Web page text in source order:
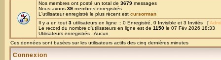
Nos membres ont posté un total de 3679 messages
Nous avons 39 membres enregistrés
L'utilisateur enregistré le plus récent est cursorman
Il y a en tout 3 utilisateurs en ligne :: 0 Enregistré, 0 Invisible et 3 Invités [
Le record du nombre d'utilisateurs en ligne est de 1150 le 07 Fév 2026 18:33
Utilisateurs enregistrés : Aucun
Ces données sont basées sur les utilisateurs actifs des cinq dernières minutes
Connexion